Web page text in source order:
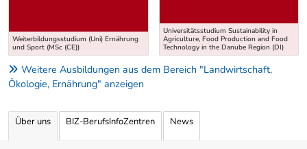
Weiterbildungsstudium (Uni) Ernährung
und Sport (MSc (CE))
Universitätsstudium Sustainability in
Agriculture, Food Production and Food
Technology in the Danube Region (DI)
Weitere Ausbildungen aus dem Bereich "Landwirtschaft,
Ökologie, Ernährung" anzeigen
Über uns BIZ-BerufsInfoZentren News